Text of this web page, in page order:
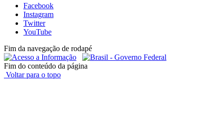
Facebook
Instagram
Twitter
YouTube
Fim da navegação de rodapé
Fim do conteúdo da página
Voltar para o topo